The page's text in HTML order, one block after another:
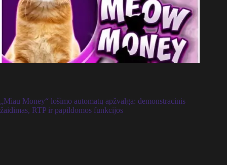
„Miau Money“ lošimo automatų apžvalga: demonstracinis
žaidimas, RTP ir papildomos funkcijos